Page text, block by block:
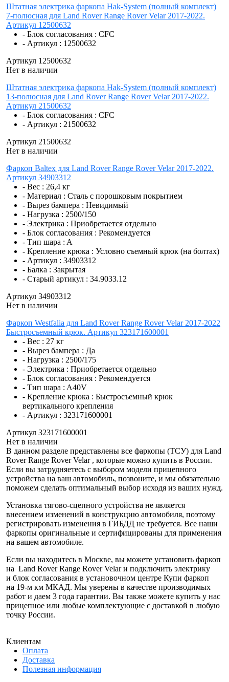
Штатная электрика фаркопа Hak-System (полный комплект)
7-полюсная для Land Rover Range Rover Velar 2017-2022.
Артикул 12500632
- Блок согласования : CFC
- Артикул : 12500632
Артикул 12500632
Нет в наличии
Штатная электрика фаркопа Hak-System (полный комплект)
13-полюсная для Land Rover Range Rover Velar 2017-2022.
Артикул 21500632
- Блок согласования : CFC
- Артикул : 21500632
Артикул 21500632
Нет в наличии
Фаркоп Baltex для Land Rover Range Rover Velar 2017-2022.
Артикул 34903312
- Вес : 26,4 кг
- Материал : Сталь с порошковым покрытием
- Вырез бампера : Невидимый
- Нагрузка : 2500/150
- Электрика : Приобретается отдельно
- Блок согласования : Рекомендуется
- Тип шара : A
- Крепление крюка : Условно съемный крюк (на болтах)
- Артикул : 34903312
- Балка : Закрытая
- Старый артикул : 34.9033.12
Артикул 34903312
Нет в наличии
Фаркоп Westfalia для Land Rover Range Rover Velar 2017-2022
Быстросъемный крюк. Артикул 323171600001
- Вес : 27 кг
- Вырез бампера : Да
- Нагрузка : 2500/175
- Электрика : Приобретается отдельно
- Блок согласования : Рекомендуется
- Тип шара : A40V
- Крепление крюка : Быстросъемный крюк
вертикального крепления
- Артикул : 323171600001
Артикул 323171600001
Нет в наличии
В данном разделе представлены все фаркопы (ТСУ) для Land
Rover Range Rover Velar , которые можно купить в России.
Если вы затрудняетесь с выбором модели прицепного
устройства на ваш автомобиль, позвоните, и мы обязательно
поможем сделать оптимальный выбор исходя из ваших нужд.
Установка тягово-сцепного устройства не является
внесением изменений в конструкцию автомобиля, поэтому
регистрировать изменения в ГИБДД не требуется. Все наши
фаркопы оригинальные и сертифицированы для применения
на вашем автомобиле.
Если вы находитесь в Москве, вы можете установить фаркоп
на Land Rover Range Rover Velar и подключить электрику
и блок согласования в установочном центре Купи фаркоп
на 19-м км МКАД. Мы уверены в качестве производимых
работ и даем 3 года гарантии. Вы также можете купить у нас
прицепное или любые комплектующие с доставкой в любую
точку России.
Клиентам
Оплата
Доставка
Полезная информация